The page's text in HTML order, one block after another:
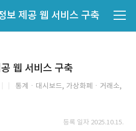
보 제공 웹 서비스 구축
웹 서비스 구축
통계ㆍ대시보드, 가상화폐ㆍ거래소,
등록 일자 2025.10.15.